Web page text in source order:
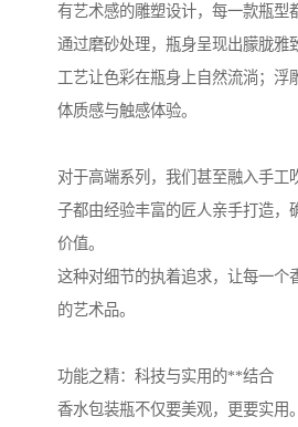
有艺术感的雕塑设计，每一款瓶型
通过磨砂处理，瓶身呈现出朦胧雅
工艺让色彩在瓶身上自然流淌；浮
体质感与触感体验。
对于高端系列，我们甚至融入手工
子都由经验丰富的匠人亲手打造，
价值。
这种对细节的执着追求，让每一个
的艺术品。
功能之精：科技与实用的**结合
香水包装瓶不仅要美观，更要实用。